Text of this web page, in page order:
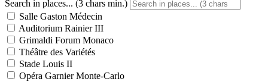
Search in places... (3 chars min.)
Salle Gaston Médecin
Auditorium Rainier III
Grimaldi Forum Monaco
Théâtre des Variétés
Stade Louis II
Opéra Garnier Monte-Carlo